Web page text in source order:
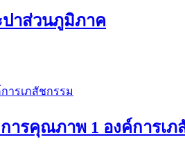
ปาส่วนภูมิภาค
ารคุณภาพ 1 องค์การเภ